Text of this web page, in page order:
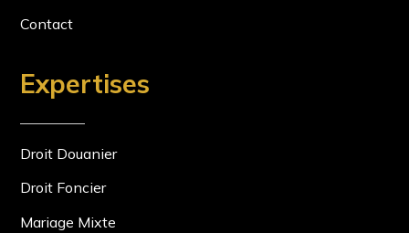
Contact
Expertises
Droit Douanier
Droit Foncier
Mariage Mixte